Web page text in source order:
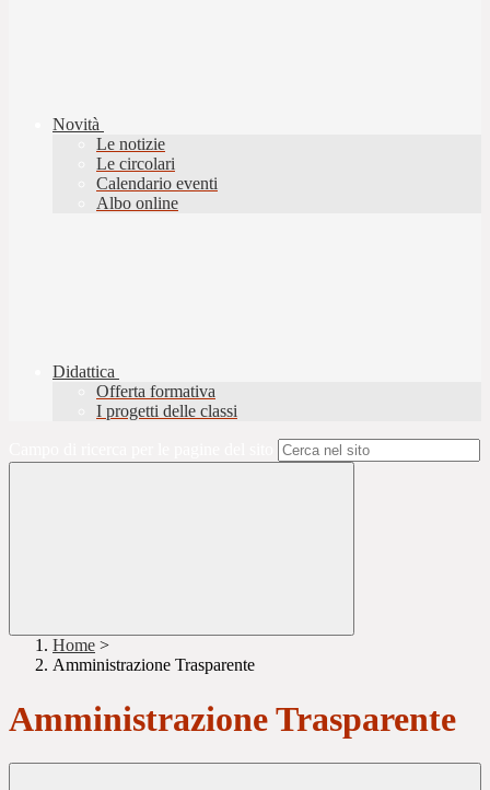
Novità
Le notizie
Le circolari
Calendario eventi
Albo online
Didattica
Offerta formativa
I progetti delle classi
Home >
Amministrazione Trasparente
Amministrazione Trasparente